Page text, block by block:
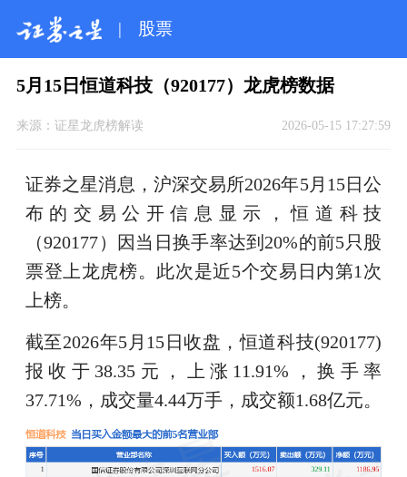
| 股票
5月15日恒道科技（920177）龙虎榜数据
来源： 证星龙虎榜解读 2026-05-15 17:27:59
证券之星消息，沪深交易所2026年5月15日公
布的交易公开信息显示，恒道科技
（920177）因当日换手率达到20%的前5只股
票登上龙虎榜。此次是近5个交易日内第1次
上榜。
截至2026年5月15日收盘，恒道科技(920177)
报收于38.35元，上涨11.91%，换手率
37.71%，成交量4.44万手，成交额1.68亿元。